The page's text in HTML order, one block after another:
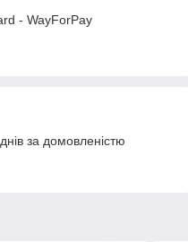
- WayForPay
за домовленістю